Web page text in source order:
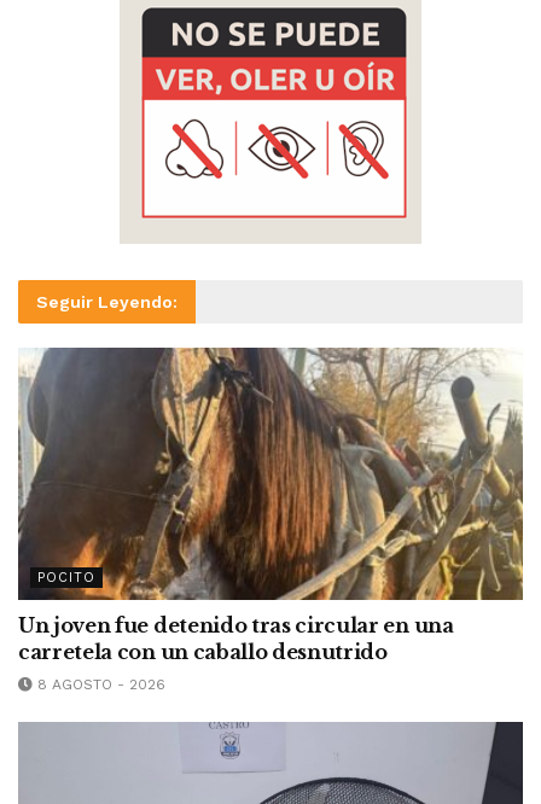
Seguir Leyendo:
POCITO
Un joven fue detenido tras circular en una
carretela con un caballo desnutrido
8 AGOSTO - 2026